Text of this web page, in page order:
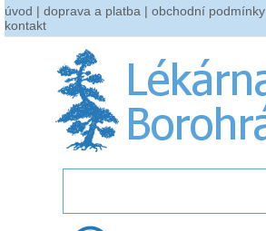
úvod | doprava a platba | obchodní podmínky
kontakt